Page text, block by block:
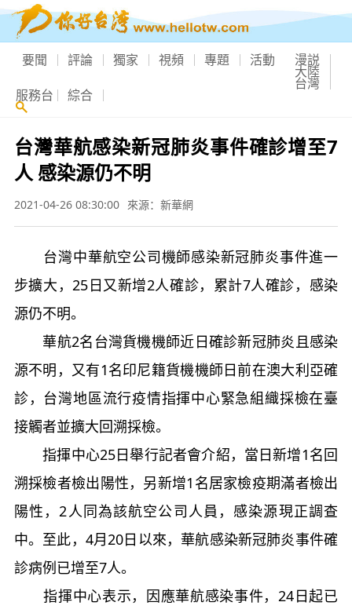
要聞 評論 獨家 視頻 專題 活動 漫説
大陸
台灣
服務台 綜合
台灣華航感染新冠肺炎事件確診增至7
人 感染源仍不明
2021-04-26 08:30:00 來源：新華網
台灣中華航空公司機師感染新冠肺炎事件進一
步擴大，25日又新增2人確診，累計7人確診，感染
源仍不明。
華航2名台灣貨機機師近日確診新冠肺炎且感染
源不明，又有1名印尼籍貨機機師日前在澳大利亞確
診，台灣地區流行疫情指揮中心緊急組織採檢在臺
接觸者並擴大回溯採檢。
指揮中心25日舉行記者會介紹，當日新增1名回
溯採檢者檢出陽性，另新增1名居家檢疫期滿者檢出
陽性，2人同為該航空公司人員，感染源現正調查
中。至此，4月20日以來，華航感染新冠肺炎事件確
診病例已增至7人。
指揮中心表示，因應華航感染事件，24日起已